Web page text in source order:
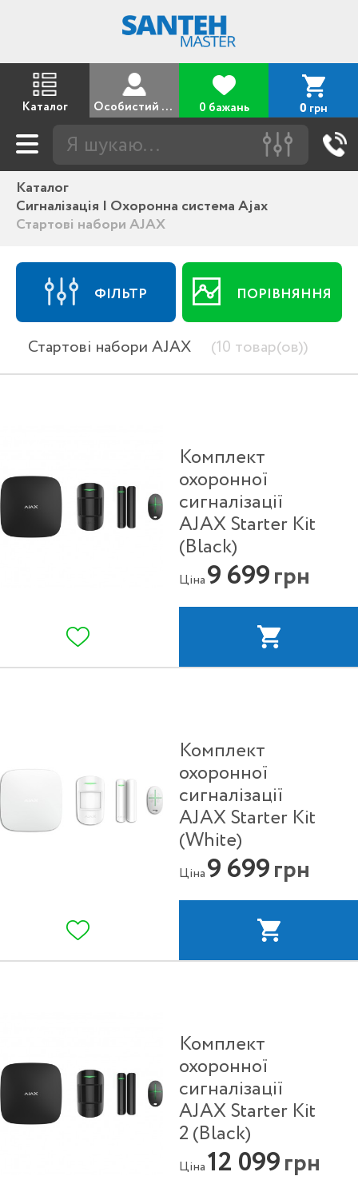
Каталог Особистий кабінет 0 бажань 0 грн
Каталог
Сигналізація | Охоронна система Ajax
Стартові набори AJAX
ФІЛЬТР ПОРІВНЯННЯ
Стартові набори AJAX (10 товар(ов))
Комплект
охоронної
сигналізації
AJAX Starter Kit
(Black)
Ціна9 699грн
Комплект
охоронної
сигналізації
AJAX Starter Kit
(White)
Ціна9 699грн
Комплект
охоронної
сигналізації
AJAX Starter Kit
2 (Black)
Ціна12 099грн